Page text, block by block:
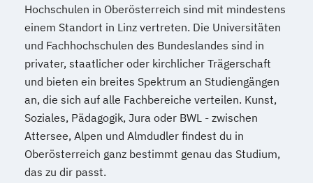
Hochschulen in Oberösterreich sind mit mindestens
einem Standort in Linz vertreten. Die Universitäten
und Fachhochschulen des Bundeslandes sind in
privater, staatlicher oder kirchlicher Trägerschaft
und bieten ein breites Spektrum an Studiengängen
an, die sich auf alle Fachbereiche verteilen. Kunst,
Soziales, Pädagogik, Jura oder BWL - zwischen
Attersee, Alpen und Almdudler findest du in
Oberösterreich ganz bestimmt genau das Studium,
das zu dir passt.